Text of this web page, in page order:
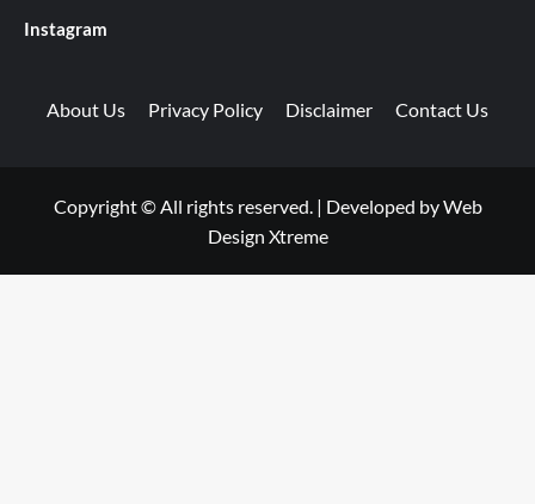
Instagram
About Us Privacy Policy Disclaimer Contact Us
Copyright © All rights reserved. | Developed byWeb
Design Xtreme